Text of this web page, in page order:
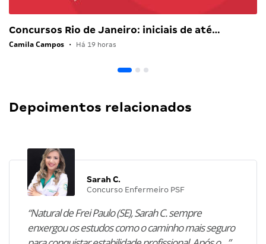
Concursos Rio de Janeiro: iniciais de até…
Camila Campos • Há 19 horas
Depoimentos relacionados
Sarah C.
Concurso Enfermeiro PSF
“Natural de Frei Paulo (SE), Sarah C. sempre
enxergou os estudos como o caminho mais seguro